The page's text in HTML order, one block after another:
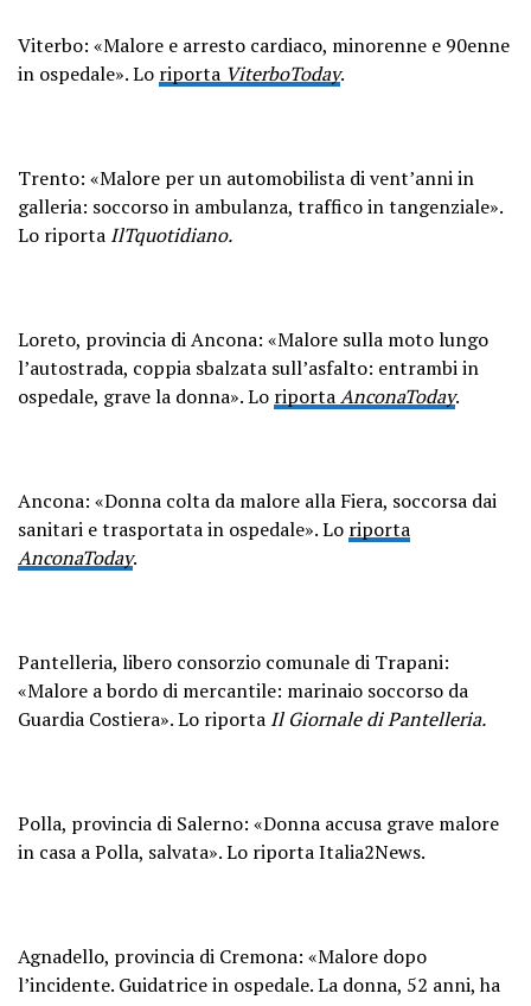
Viterbo: «Malore e arresto cardiaco, minorenne e 90enne
in ospedale». Lo riporta ViterboToday.
Trento: «Malore per un automobilista di vent’anni in
galleria: soccorso in ambulanza, traffico in tangenziale».
Lo riporta IlTquotidiano.
Loreto, provincia di Ancona: «Malore sulla moto lungo
l’autostrada, coppia sbalzata sull’asfalto: entrambi in
ospedale, grave la donna». Lo riportaAnconaToday.
Ancona: «Donna colta da malore alla Fiera, soccorsa dai
sanitari e trasportata in ospedale». Lo riporta
AnconaToday.
Pantelleria, libero consorzio comunale di Trapani:
«Malore a bordo di mercantile: marinaio soccorso da
Guardia Costiera». Lo riporta Il Giornale di Pantelleria.
Polla, provincia di Salerno: «Donna accusa grave malore
in casa a Polla, salvata». Lo riporta Italia2News.
Agnadello, provincia di Cremona: «Malore dopo
l’incidente. Guidatrice in ospedale. La donna, 52 anni, ha